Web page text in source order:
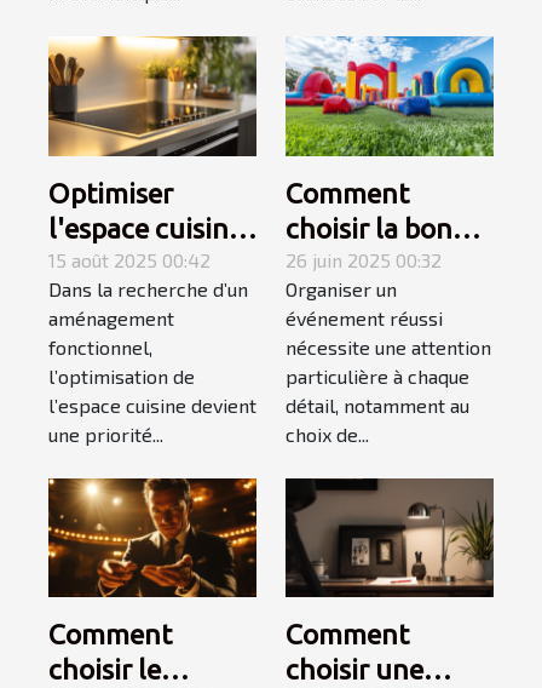
Optimiser
l'espace cuisine
avec une plaque
électrique
adaptée
15 août 2025 00:42
Dans la recherche d’un
aménagement
fonctionnel,
l’optimisation de
l’espace cuisine devient
une priorité...
Comment
choisir la bonne
structure
gonflable pour
votre
événement ?
26 juin 2025 00:32
Organiser un
événement réussi
nécessite une attention
particulière à chaque
détail, notamment au
choix de...
Comment
choisir le
Comment
choisir une